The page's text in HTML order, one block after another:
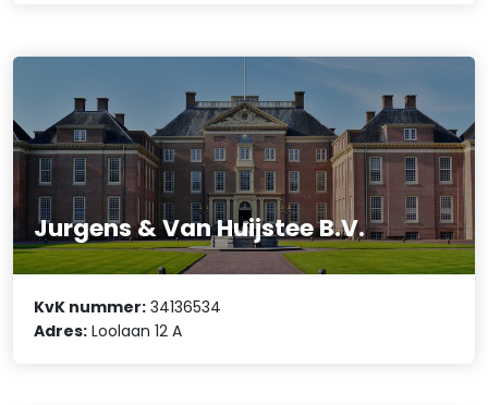
Jurgens & Van Huijstee B.V.
KvK nummer: 34136534
Adres: Loolaan 12 A